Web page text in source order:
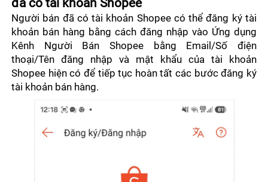
Người bán đã có tài khoản Shopee có thể đăng ký tài
khoản bán hàng bằng cách đăng nhập vào Ứng dụng
Kênh Người Bán Shopee bằng Email/Số điện
thoại/Tên đăng nhập và mật khẩu của tài khoản
Shopee hiện có để tiếp tục hoàn tất các bước đăng ký
tài khoản bán hàng.